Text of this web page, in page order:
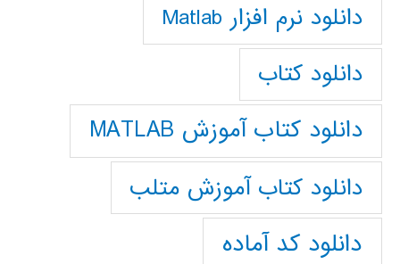
دانلود نرم افزار Matlab
دانلود کتاب
دانلود کتاب آموزش MATLAB
دانلود کتاب آموزش متلب
دانلود کد آماده